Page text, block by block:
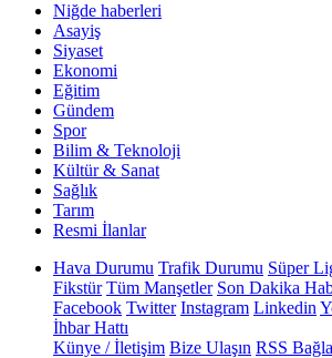
Niğde haberleri
Asayiş
Siyaset
Ekonomi
Eğitim
Gündem
Spor
Bilim & Teknoloji
Kültür & Sanat
Sağlık
Tarım
Resmi İlanlar
Hava Durumu Trafik Durumu Süper
Fikstür Tüm Manşetler Son Dakika
Facebook Twitter Instagram Linkedin
İhbar Hattı
Künye / İletişim Bize Ulaşın RSS